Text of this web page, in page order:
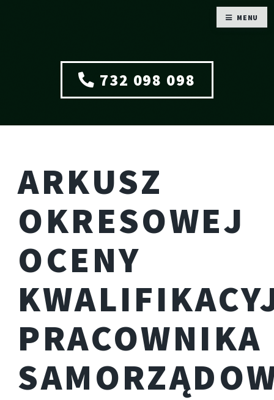
732 098 098
ARKUSZ
OKRESOWEJ
OCENY
PRACOWNIKA
MENU